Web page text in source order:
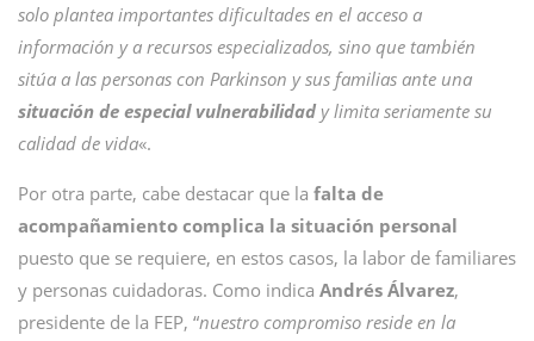
solo plantea importantes dificultades en el acceso a
información y a recursos especializados, sino que también
sitúa a las personas con Parkinson y sus familias ante una
situación de especial vulnerabilidady limita seriamente su
calidad de vida«.
Por otra parte, cabe destacar que la falta de
acompañamiento complica la situación personal
puesto que se requiere, en estos casos, la labor de familiares
y personas cuidadoras. Como indica Andrés Álvarez,
presidente de la FEP, “nuestro compromiso reside en la